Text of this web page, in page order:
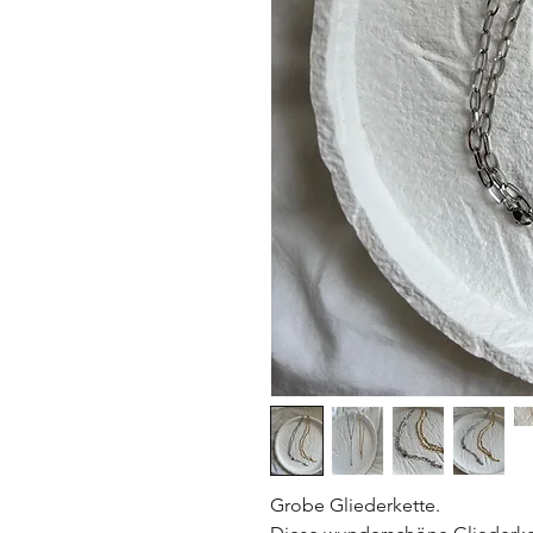
Grobe Gliederkette.